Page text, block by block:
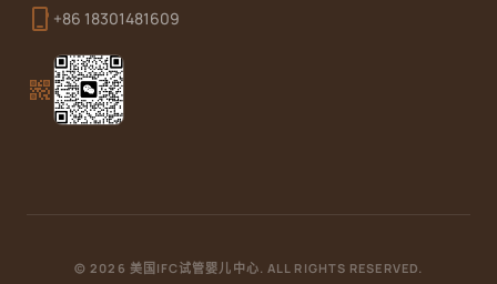
phone_iphone +86 18301481609
qr_code_2
© 2026 美国IFC试管婴儿中心. ALL RIGHTS RESERVED.